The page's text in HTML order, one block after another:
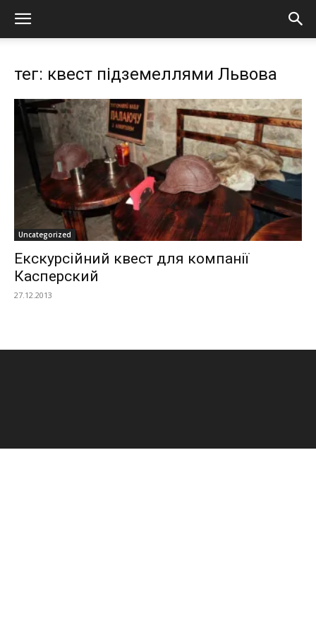
тег: квест підземеллями Львова
Uncategorized
Екскурсійний квест для компанії
Касперский
27.12.2013